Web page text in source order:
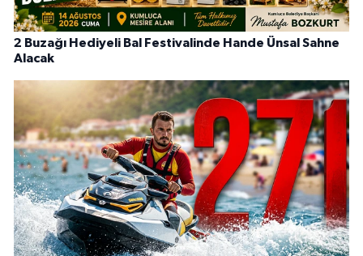
2 Buzağı Hediyeli Bal Festivalinde Hande Ünsal Sahne
Alacak